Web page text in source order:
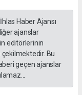
Haber Ajansı
ajanslar
editörlerinin
Bu
geçen ajanslar